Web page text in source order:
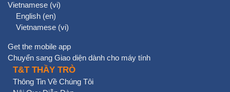
Vietnamese ‎(vi)‎
English ‎(en)‎
Vietnamese ‎(vi)‎
Get the mobile app
Chuyển sang Giao diện dành cho máy tính
T&T THẦY TRÒ
Thông Tin Về Chúng Tôi